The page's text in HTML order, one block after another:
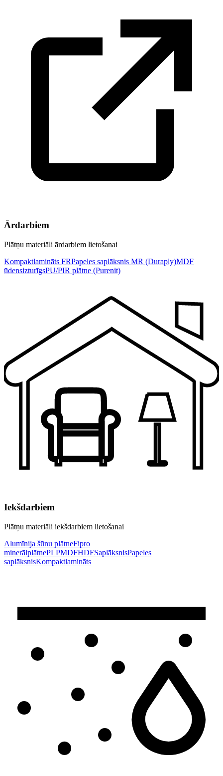
Ārdarbiem
Plātņu materiāli ārdarbiem lietošanai
Kompaktlamināts FRPapeles saplāksnis MR (Duraply)MDF
ūdensizturīgsPU/PIR plātne (Purenit)
Iekšdarbiem
Plātņu materiāli iekšdarbiem lietošanai
Alumīnija šūnu plātneFipro
minerālplātnePLPMDFHDFSaplāksnisPapeles
saplāksnisKompaktlamināts